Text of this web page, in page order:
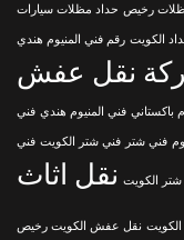
رخيص حداد مظلات سيارات
الكويت رقم فني المنيوم هندي
نقل عفش
باكستاني فني المنيوم هندي فني
فني شتر فني شتر الكويت فني
شتر الكويت نقل اثاث
نقل عفش الكويت رخيص